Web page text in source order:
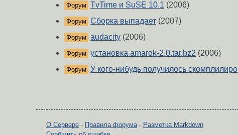
Форум TvTime и SuSE 10.1 (2006)
Форум Сборка выпадает (2007)
Форум audacity (2006)
Форум установка amarok-2.0.tar.bz2 (2006)
Форум У кого-нибудь получилось
О Сервере - Правила форума- Разметка Markdown